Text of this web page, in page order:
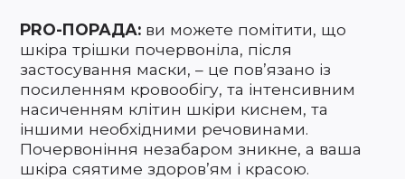
PRO-ПОРАДА: ви можете помітити, що
шкіра трішки почервоніла, після
застосування маски, – це пов’язано із
посиленням кровообігу, та інтенсивним
насиченням клітин шкіри киснем, та
іншими необхідними речовинами.
Почервоніння незабаром зникне, а ваша
шкіра сяятиме здоров’ям і красою.